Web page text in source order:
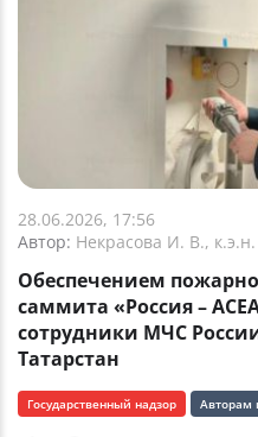
28.06.2026, 17:56
Автор: Некрасова И. В., к.э.н.
Обеспечением
саммита «Россия –
сотрудники МЧС
Татарстан
Государственный надзор Авторам